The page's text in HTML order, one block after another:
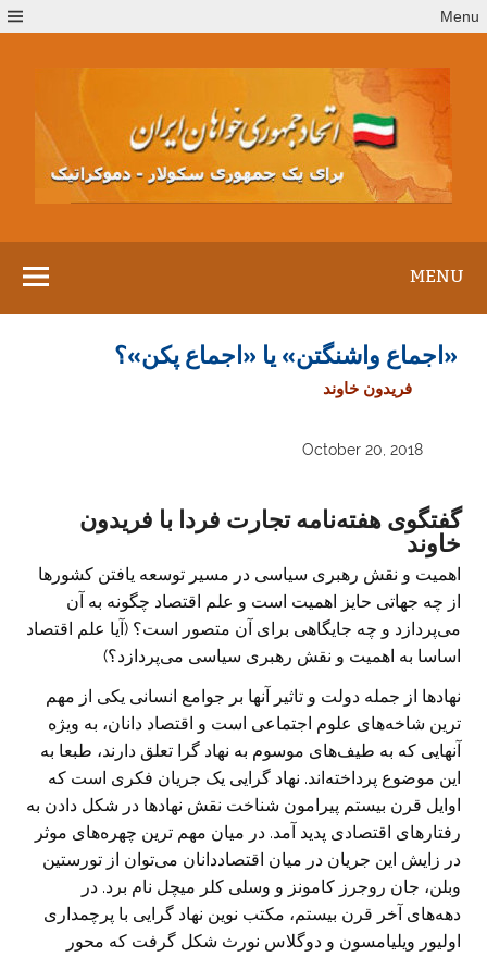
to
Menu
MENU
«اجماع واشنگتن» یا «اجماع پکن»؟
فریدون خاوند
October 20, 2018
گفتگوی هفته‌نامه تجارت فردا با فریدون
خاوند
اهمیت و نقش رهبری سیاسی در مسیر توسعه ‌یافتن کشورها
از چه جهاتی حایز اهمیت است و علم اقتصاد چگونه به آن
می‌پردازد و چه جایگاهی برای آن متصور است؟ (آیا علم اقتصاد
اساسا به اهمیت و نقش رهبری سیاسی می‌پردازد؟)
نهاد‌ها از جمله دولت و تاثیر آنها بر جوامع انسانی یکی از مهم
ترین شاخه‌های علوم اجتماعی است و اقتصاد دانان، به ویژه
آنهایی که به طیف‌های موسوم به نهاد گرا تعلق دارند، طبعا به
این موضوع پرداخته‌اند. نهاد گرایی یک جریان فکری است که
اوایل قرن بیستم پیرامون شناخت نقش نهاد‌ها در شکل دادن به
رفتار‌های اقتصادی پدید آمد. در میان مهم ترین چهره‌های موثر
در زایش این جریان در میان اقتصاددانان می‌توان از تورستین
وبلن، جان روجرز کامونز و وسلی کلر میچل نام برد. در
دهه‌های آخر قرن بیستم، مکتب نوین نهاد گرایی با پرچمداری
اولیور ویلیامسون و دوگلاس نورث شکل گرفت که محور